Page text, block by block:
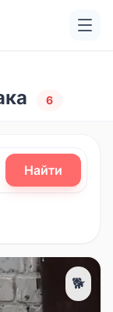
6
Найти
🐕